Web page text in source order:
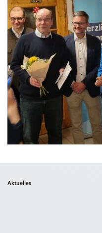
Seitenübersicht
Aktuelles